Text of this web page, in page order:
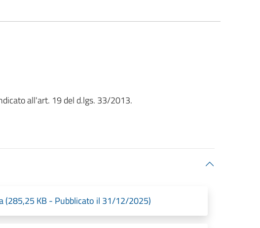
all'art. 19 del d.lgs. 33/2013.
(285,25 KB - Pubblicato il 31/12/2025)